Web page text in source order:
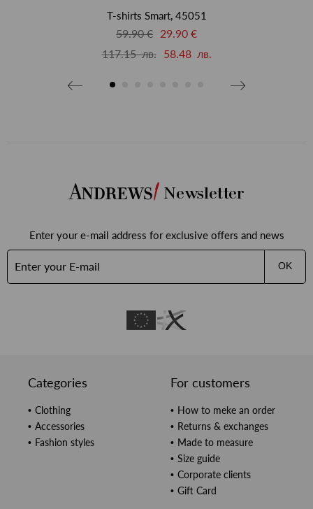
T-shirts Smart, 45051
59.90 € 29.90 €
117.15 лв.
58.48 лв.
Newsletter
Enter your e-mail address for exclusive offers and news
OK
Categories
Clothing
Accessories
Fashion styles
For customers
How to meke an order
Returns & exchanges
Made to measure
Size guide
Corporate clients
Gift Card